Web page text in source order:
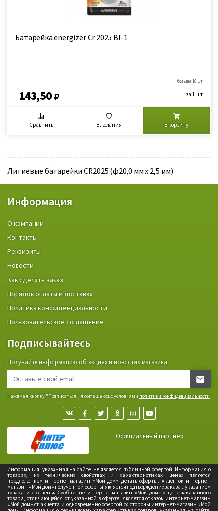
Батарейка energizer Cr 2025 Bl-1
143,50
больше 10 шт
за 1 шт
Сравнить В желания В корзину
Литиевые батарейки CR2025 (ф20,0 мм х 2,5 мм)
Информация
О компании
Контакты
Реквизиты
Новости
Как сделать заказ
Порядок оплаты и доставка
Политика конфиденциальности
Пользовательское соглашение
Подписывайтесь
Получайте информацию об акциях и новостях магазина.
Нажимая кнопку "Подписаться", я соглашаюсь с условиями политики конфиденциальности
Официальный партнер
Информация, указанная на сайте, не является публичной офертой. Информация о
товарах, их технических свойствах и характеристиках, ценах является
предложением интернет-магазин «Мой дом» делать оферты. Акцептом интернет-
магазин «Мой дом» полученной оферты является подтверждение заказа с указанием
товара и его цены. Сообщение интернет-магазин «Мой дом» о цене заказанного
товара, отличающейся от указанной в оферте, является отказом интернет-магазин
«Мой дом» от акцепта и одновременно офертой со стороны интернет-магазин «Мой